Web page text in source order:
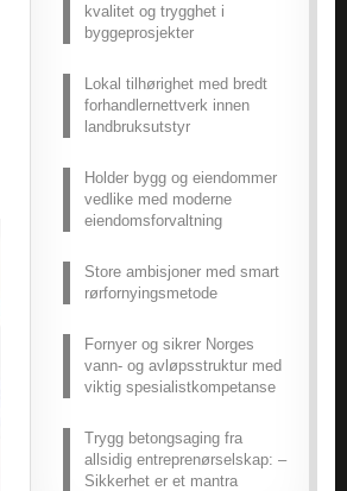
kvalitet og trygghet i
byggeprosjekter
Lokal tilhørighet med bredt
forhandlernettverk innen
landbruksutstyr
Holder bygg og eiendommer
vedlike med moderne
eiendomsforvaltning
Store ambisjoner med smart
rørfornyingsmetode
Fornyer og sikrer Norges
vann- og avløpsstruktur med
viktig spesialistkompetanse
Trygg betongsaging fra
allsidig entreprenørselskap: –
Sikkerhet er et mantra